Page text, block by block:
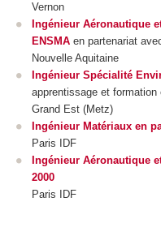
Vernon
Ingénieur Aéronautique
ENSMA en partenariat
Nouvelle Aquitaine
Ingénieur Spécialité
apprentissage et formation
Grand Est (Metz)
Ingénieur Matériaux en
Paris IDF
Ingénieur Aéronautique
2000
Paris IDF